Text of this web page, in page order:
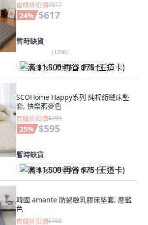
首購折扣價$817
24% $617
暫時缺貨
(1236)
满 $1,500 再省 $75 (王道卡)
SCOHome Happy系列 純棉絎縫床墊
套, 快樂燕麥色
首購折扣價$795
25% $595
暫時缺貨
满 $1,500 再省 $75 (王道卡)
韓國 amante 防過敏乳膠床墊套, 塵藍
色
首購折扣價$765